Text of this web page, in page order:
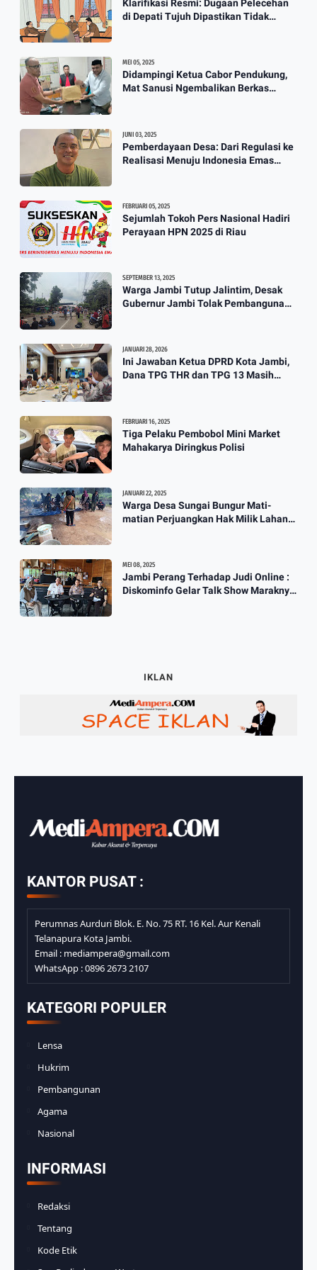
Berkah Banjir, Yusuf Pembuat
Perahu Kebanjiran Orderan Bikin
Perahu
3:57
Klarifikasi Resmi: Dugaan Pelecehan
di Depati Tujuh Dipastikan Tidak
MEI 05, 2025
Didampingi Ketua Cabor Pendukung,
Mat Sanusi Ngembalikan Berkas
JUNI 03, 2025
Pemberdayaan Desa: Dari Regulasi ke
Realisasi Menuju Indonesia Emas
FEBRUARI 05, 2025
Sejumlah Tokoh Pers Nasional Hadiri
Perayaan HPN 2025 di Riau
SEPTEMBER 13, 2025
Warga Jambi Tutup Jalintim, Desak
Gubernur Jambi Tolak Pembangunan
JANUARI 28, 2026
Ini Jawaban Ketua DPRD Kota Jambi,
Dana TPG THR dan TPG 13 Masih
FEBRUARI 16, 2025
Tiga Pelaku Pembobol Mini Market
Mahakarya Diringkus Polisi
JANUARI 22, 2025
Warga Desa Sungai Bungur Mati-
matian Perjuangkan Hak Milik Lahan
MEI 08, 2025
Jambi Perang Terhadap Judi Online :
Diskominfo Gelar Talk Show Maraknya
IKLAN
KANTOR PUSAT :
Perumnas Aurduri Blok. E. No. 75 RT. 16 Kel. Aur Kenali
Telanapura Kota Jambi.
Email : mediampera@gmail.com
WhatsApp : 0896 2673 2107
KATEGORI POPULER
Lensa
Hukrim
Pembangunan
Agama
Nasional
INFORMASI
Redaksi
Tentang
Kode Etik